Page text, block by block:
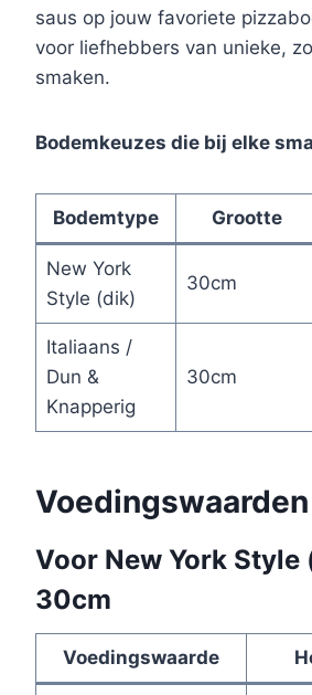
saus op jouw favoriete
voor liefhebbers van unieke,
smaken.
Bodemkeuzes die bij elke
Bodemtype Grootte
New York
Style (dik)
30cm
Italiaans /
Dun &
Knapperig
30cm
Voedingswaarden
Voor New York Style
30cm
Voedingswaarde